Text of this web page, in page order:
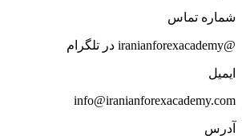
شماره تماس
@iranianforexacademy در تلگرام
ایمیل
info@iranianforexacademy.com
آدرس